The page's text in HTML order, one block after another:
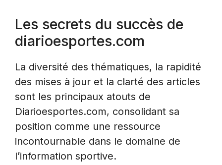
Les secrets du succès de
diarioesportes.com
La diversité des thématiques, la rapidité
des mises à jour et la clarté des articles
sont les principaux atouts de
Diarioesportes.com, consolidant sa
position comme une ressource
incontournable dans le domaine de
l’information sportive.